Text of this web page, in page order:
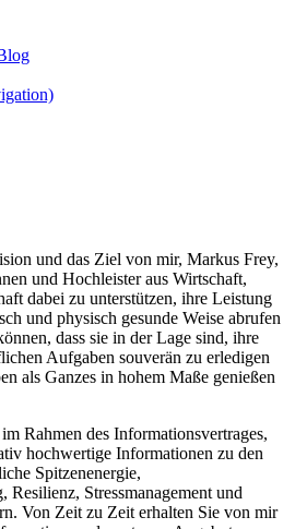
und das Ziel von mir, Markus Frey,
und Hochleister aus Wirtschaft,
dabei zu unterstützen, ihre Leistung
und physisch gesunde Weise abrufen
dass sie in der Lage sind, ihre
Aufgaben souverän zu erledigen
als Ganzes in hohem Maße genießen
Rahmen des Informationsvertrages,
hochwertige Informationen zu den
Spitzenenergie,
Stressmanagement und
Von Zeit zu Zeit erhalten Sie von mir